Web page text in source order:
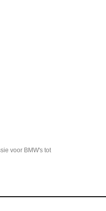
voor BMW's tot